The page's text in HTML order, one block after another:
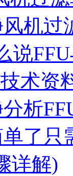
机过
说
术资
析
了只
详解)